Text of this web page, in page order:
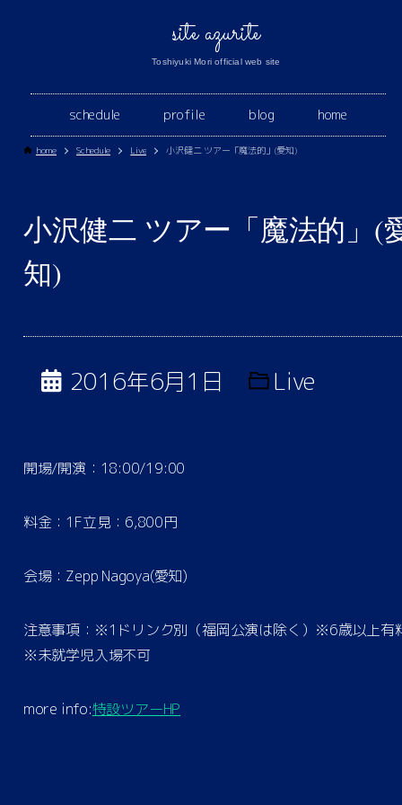
site azurite
Toshiyuki Mori official web site
schedule profile blog home
home Schedule Live 小沢健二 ツアー「魔法的」(愛知)
小沢健二 ツアー「魔法的」(
知)
2016年6月1日 Live
開場/開演：18:00/19:00
料金：1F立見：6,800円
会場：Zepp Nagoya(愛知)
注意事項：※1ドリンク別（福岡公演は除く）※6歳以上
※未就学児入場不可
more info:特設ツアーHP